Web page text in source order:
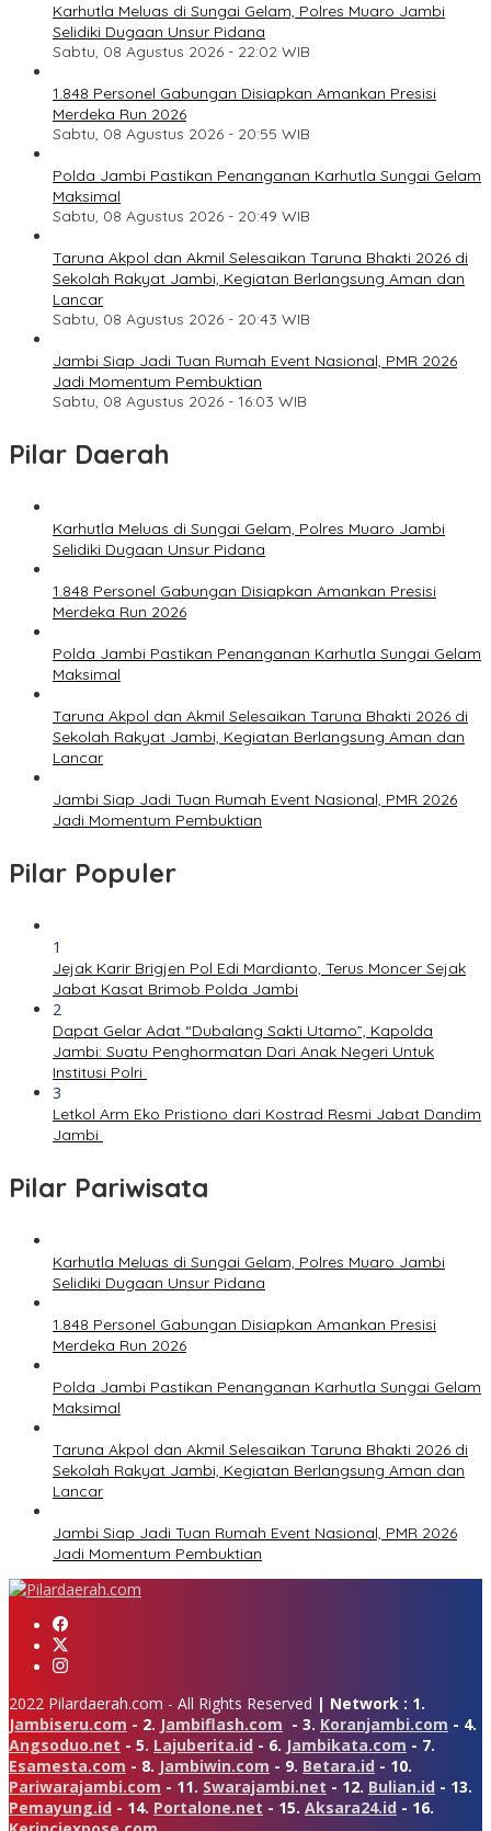
Karhutla Meluas di Sungai Gelam, Polres Muaro Jambi
Selidiki Dugaan Unsur Pidana
Sabtu, 08 Agustus 2026 - 22:02 WIB
1.848 Personel Gabungan Disiapkan Amankan Presisi
Merdeka Run 2026
Sabtu, 08 Agustus 2026 - 20:55 WIB
Polda Jambi Pastikan Penanganan Karhutla Sungai Gelam
Maksimal
Sabtu, 08 Agustus 2026 - 20:49 WIB
Taruna Akpol dan Akmil Selesaikan Taruna Bhakti 2026 di
Sekolah Rakyat Jambi, Kegiatan Berlangsung Aman dan
Lancar
Sabtu, 08 Agustus 2026 - 20:43 WIB
Jambi Siap Jadi Tuan Rumah Event Nasional, PMR 2026
Jadi Momentum Pembuktian
Sabtu, 08 Agustus 2026 - 16:03 WIB
Pilar Daerah
Karhutla Meluas di Sungai Gelam, Polres Muaro Jambi
Selidiki Dugaan Unsur Pidana
1.848 Personel Gabungan Disiapkan Amankan Presisi
Merdeka Run 2026
Polda Jambi Pastikan Penanganan Karhutla Sungai Gelam
Maksimal
Taruna Akpol dan Akmil Selesaikan Taruna Bhakti 2026 di
Sekolah Rakyat Jambi, Kegiatan Berlangsung Aman dan
Lancar
Jambi Siap Jadi Tuan Rumah Event Nasional, PMR 2026
Jadi Momentum Pembuktian
Pilar Populer
1
Jejak Karir Brigjen Pol Edi Mardianto, Terus Moncer Sejak
Jabat Kasat Brimob Polda Jambi
2
Dapat Gelar Adat “Dubalang Sakti Utamo”, Kapolda
Jambi: Suatu Penghormatan Dari Anak Negeri Untuk
Institusi Polri
3
Letkol Arm Eko Pristiono dari Kostrad Resmi Jabat Dandim
Jambi
Pilar Pariwisata
Karhutla Meluas di Sungai Gelam, Polres Muaro Jambi
Selidiki Dugaan Unsur Pidana
1.848 Personel Gabungan Disiapkan Amankan Presisi
Merdeka Run 2026
Polda Jambi Pastikan Penanganan Karhutla Sungai Gelam
Maksimal
Taruna Akpol dan Akmil Selesaikan Taruna Bhakti 2026 di
Sekolah Rakyat Jambi, Kegiatan Berlangsung Aman dan
Lancar
Jambi Siap Jadi Tuan Rumah Event Nasional, PMR 2026
Jadi Momentum Pembuktian
2022 Pilardaerah.com - All Rights Reserved | Network : 1.
Jambiseru.com - 2. Jambiflash.com - 3. Koranjambi.com - 4.
Angsoduo.net - 5. Lajuberita.id - 6. Jambikata.com - 7.
Esamesta.com - 8. Jambiwin.com - 9. Betara.id - 10.
Pariwarajambi.com - 11. Swarajambi.net - 12. Bulian.id - 13.
Pemayung.id - 14. Portalone.net - 15. Aksara24.id - 16.